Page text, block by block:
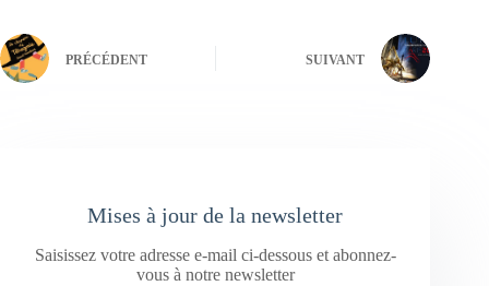
PRÉCÉDENT SUIVANT
Mises à jour de la newsletter
Saisissez votre adresse e-mail ci-dessous et abonnez-
vous à notre newsletter